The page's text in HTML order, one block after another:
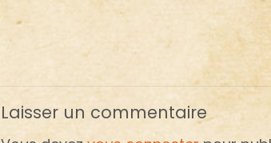
Laisser un commentaire